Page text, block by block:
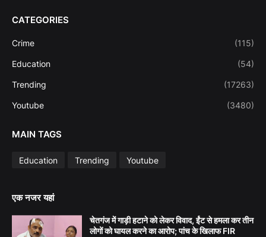
CATEGORIES
Crime (115)
Education (54)
Trending (17263)
Youtube (3480)
MAIN TAGS
Education Trending Youtube
एक नजर यहां
चेतगंज में गाड़ी हटाने को लेकर विवाद, ईंट से हमला कर तीन
लोगों को घायल करने का आरोप; पांच के खिलाफ FIR